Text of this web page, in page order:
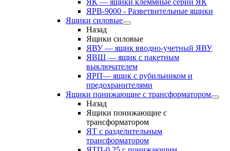
ЯК — ящики клеммные серии ЯК
ЯРВ-9000 - Разветвительные ящики
Ящики силовые
Назад
Ящики силовые
ЯВУ — ящик вводно-учетный ЯВУ
ЯВШ — ящик с пакетным
выключателем
ЯРП— ящик с рубильником и
предохранителями
Ящики понижающие с трансформатором
Назад
Ящики понижающие с
трансформатором
ЯТ с разделительным
трансформатором